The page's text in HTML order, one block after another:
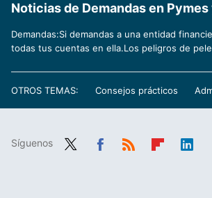
Noticias de Demandas en
Demandas:Si demandas a una entidad
todas tus cuentas en ella.Los peligros de
OTROS TEMAS: Consejos prácticos
Síguenos